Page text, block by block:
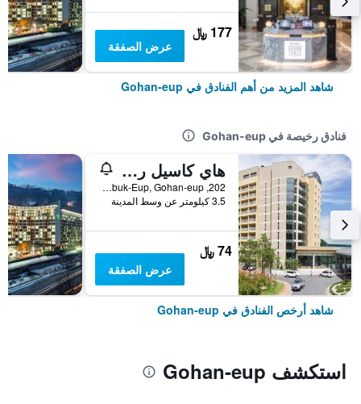
177 ﷼
عرض الصفقة
شاهد المزيد من أهم الفنادق في Gohan-eup
فنادق رخيصة في Gohan-eup
هاي كاسيل ريزورت
202, High1-Gil, Sabuk-Eup, Gohan-eup, كوريا الجنوبية
3.5 كيلومتر عن وسط المدينة
74 ﷼
عرض الصفقة
شاهد أرخص الفنادق في Gohan-eup
استكشف Gohan-eup